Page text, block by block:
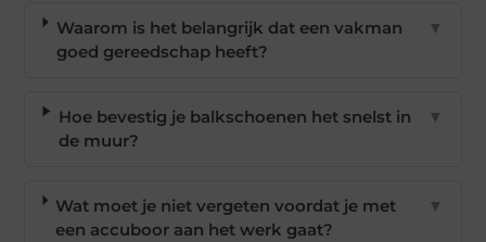
Waarom is het belangrijk dat een vakman
goed gereedschap heeft?
▼
Hoe bevestig je balkschoenen het snelst in
de muur?
▼
Wat moet je niet vergeten voordat je met
een accuboor aan het werk gaat?
▼